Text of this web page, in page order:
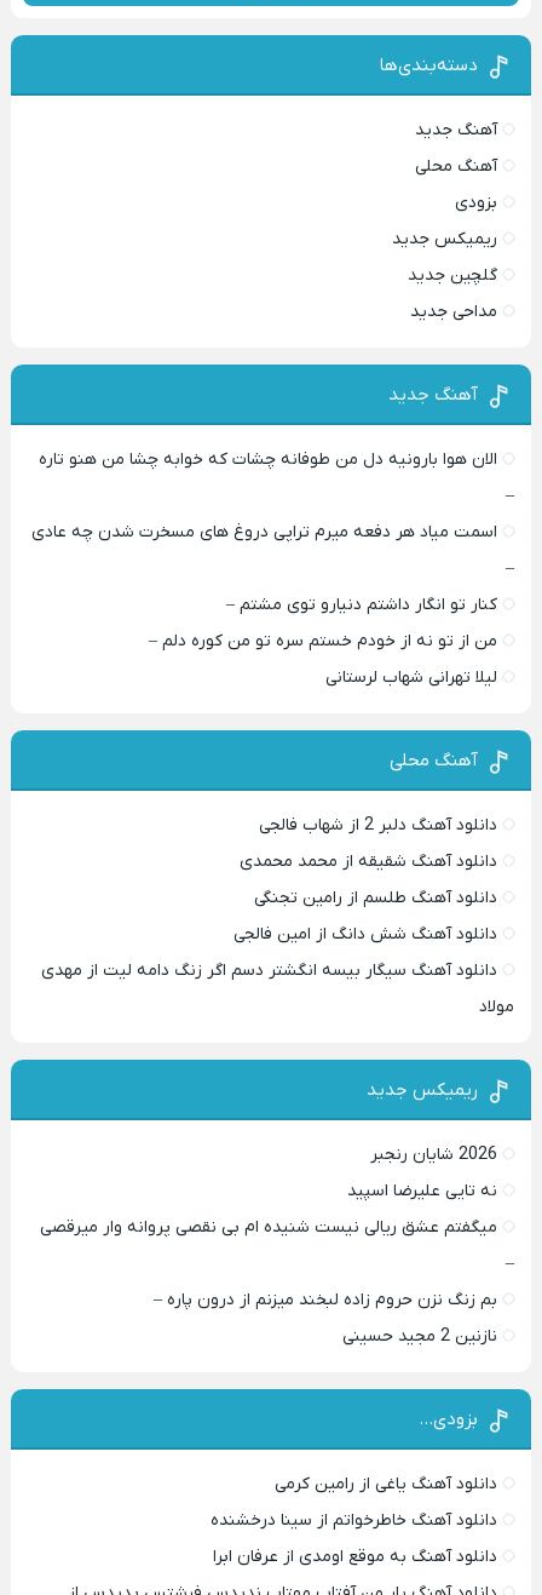
دسته‌بندی‌ها
آهنگ جدید
آهنگ محلی
بزودی
ریمیکس جدید
گلچین جدید
مداحی جدید
آهنگ جدید
الان هوا بارونیه دل من طوفانه چشات که خوابه چشا من هنو تاره
–
اسمت میاد هر دفعه میرم تراپی دروغ‌ های مسخرت شدن چه عادی
–
کنار تو انگار داشتم دنیارو توی مشتم –
من از تو نه از خودم خستم سره تو من کوره دلم –
لیلا تهرانی شهاب لرستانی
آهنگ محلی
دانلود آهنگ دلبر 2 از شهاب فالجی
دانلود آهنگ شقیقه از محمد محمدی
دانلود آهنگ طلسم از رامین تجنگی
دانلود آهنگ شش دانگ از امین فالجی
دانلود آهنگ سیگار بیسه انگشتر دسم اگر زنگ دامه لیت از مهدی
مولاد
ریمیکس جدید
2026 شایان رنجبر
نه تایی علیرضا اسپید
میگفتم عشق ریالی نیست شنیده ام بی نقصی پروانه وار میرقصی
–
بم زنگ نزن حروم زاده لبخند میزنم از درون پاره –
نازنین 2 مجید حسینی
بزودی…
دانلود آهنگ یاغی از رامین کرمی
دانلود آهنگ خاطرخواتم از سینا درخشنده
دانلود آهنگ به موقع اومدی از عرفان ابرا